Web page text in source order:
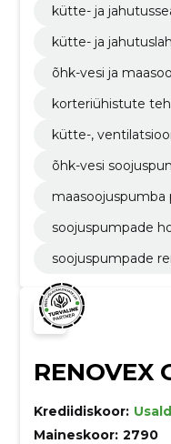
kütte- ja
kütte- ja
õhk-vesi ja
korteriühistute
kütte-,
õhk-vesi
maasoojuspumba
soojuspumpade
soojuspumpade
RENOVEX
Krediidiskoor:
Maineskoor: 2790